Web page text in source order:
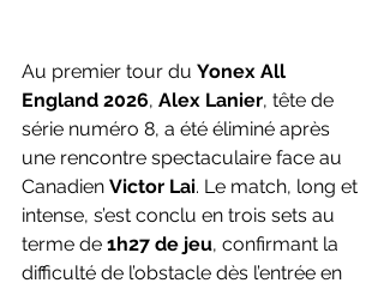
Au premier tour du Yonex All
England 2026, Alex Lanier, tête de
série numéro 8, a été éliminé après
une rencontre spectaculaire face au
Canadien Victor Lai. Le match, long et
intense, s’est conclu en trois sets au
terme de 1h27 de jeu, confirmant la
difficulté de l’obstacle dès l’entrée en